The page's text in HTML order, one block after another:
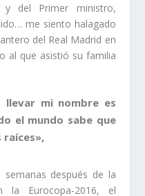
y del Primer ministro,
me siento halagado
del Real Madrid en
al que asistió su familia
llevar mi nombre es
el mundo sabe que
después de la
la Eurocopa-2016, el